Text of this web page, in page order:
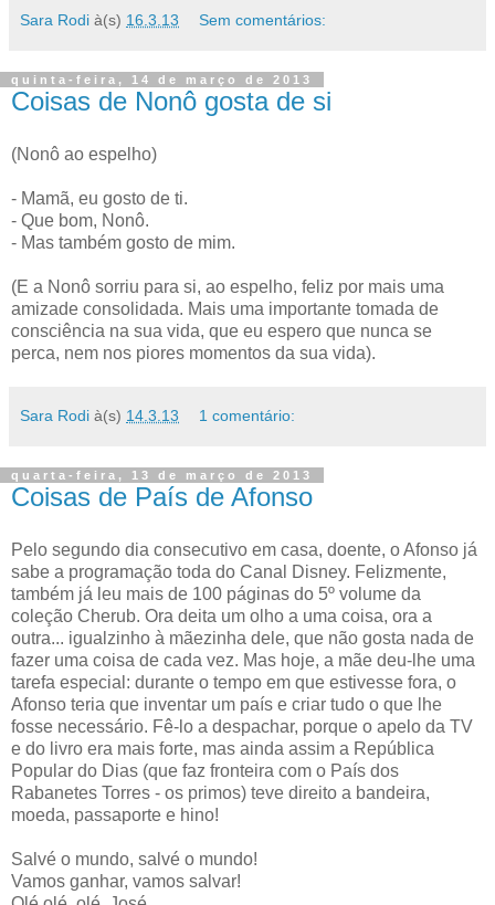
Sara Rodi à(s) 16.3.13 Sem comentários:
quinta-feira, 14 de março de 2013
Coisas de Nonô gosta de si
(Nonô ao espelho)
- Mamã, eu gosto de ti.
- Que bom, Nonô.
- Mas também gosto de mim.
(E a Nonô sorriu para si, ao espelho, feliz por mais uma
amizade consolidada. Mais uma importante tomada de
consciência na sua vida, que eu espero que nunca se
perca, nem nos piores momentos da sua vida).
Sara Rodi à(s) 14.3.13 1 comentário:
quarta-feira, 13 de março de 2013
Coisas de País de Afonso
Pelo segundo dia consecutivo em casa, doente, o Afonso já
sabe a programação toda do Canal Disney. Felizmente,
também já leu mais de 100 páginas do 5º volume da
coleção Cherub. Ora deita um olho a uma coisa, ora a
outra... igualzinho à mãezinha dele, que não gosta nada de
fazer uma coisa de cada vez. Mas hoje, a mãe deu-lhe uma
tarefa especial: durante o tempo em que estivesse fora, o
Afonso teria que inventar um país e criar tudo o que lhe
fosse necessário. Fê-lo a despachar, porque o apelo da TV
e do livro era mais forte, mas ainda assim a República
Popular do Dias (que faz fronteira com o País dos
Rabanetes Torres - os primos) teve direito a bandeira,
moeda, passaporte e hino!
Salvé o mundo, salvé o mundo!
Vamos ganhar, vamos salvar!